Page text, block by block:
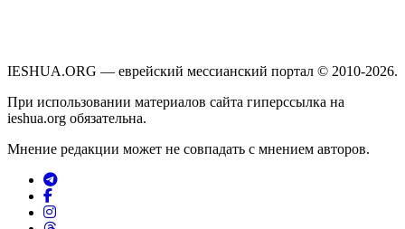
IESHUA.ORG — еврейский мессианский портал © 2010-2026.
При использовании материалов сайта гиперссылка на
ieshua.org обязательна.
Мнение редакции может не совпадать с мнением авторов.